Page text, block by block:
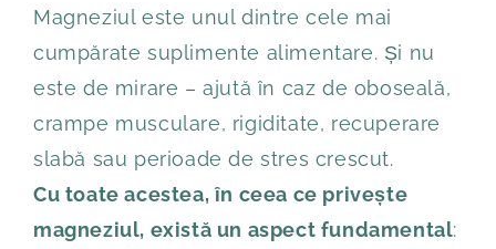
Magneziul este unul dintre cele mai
cumpărate suplimente alimentare. Și nu
este de mirare – ajută în caz de oboseală,
crampe musculare, rigiditate, recuperare
slabă sau perioade de stres crescut.
Cu toate acestea, în ceea ce privește
magneziul, există un aspect fundamental: